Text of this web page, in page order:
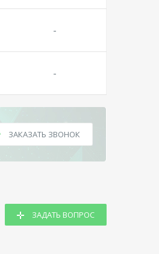
-
-
ЗАКАЗАТЬ ЗВОНОК
ЗАДАТЬ ВОПРОС